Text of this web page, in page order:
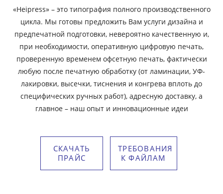
«Heipress» – это типография полного производственного
цикла. Мы готовы предложить Вам услуги дизайна и
предпечатной подготовки, невероятно качественную и,
при необходимости, оперативную цифровую печать,
проверенную временем офсетную печать, фактически
любую после печатную обработку (от ламинации, УФ-
лакировки, высечки, тиснения и конгрева вплоть до
специфических ручных работ), адресную доставку, а
главное – наш опыт и инновационные идеи
СКАЧАТЬ
ПРАЙС
ТРЕБОВАНИЯ
К ФАЙЛАМ